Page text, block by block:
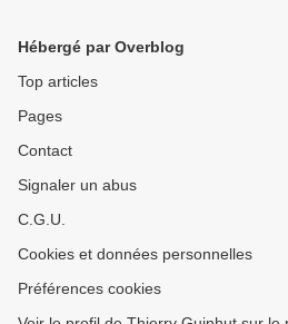
Hébergé par Overblog
Top articles
Pages
Contact
Signaler un abus
C.G.U.
Cookies et données personnelles
Préférences cookies